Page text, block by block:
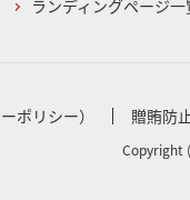
ランディングページ一
ポリシー） 贈賄防
Copyright